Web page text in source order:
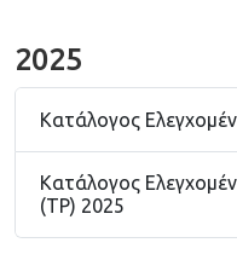
2025
Κατάλογος
Κατάλογος Ελεγχομένων
(TP) 2025